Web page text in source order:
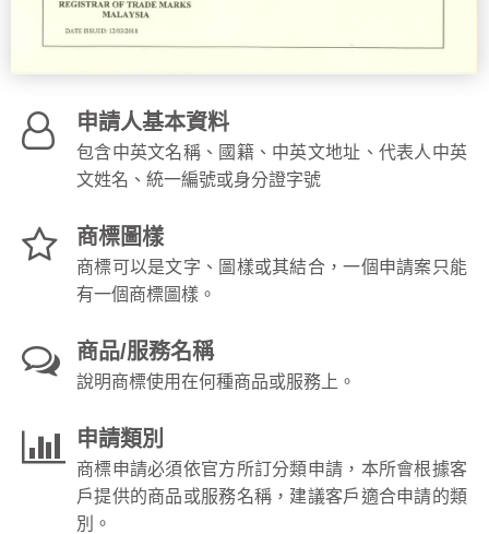
申請人基本資料
包含中英文名稱、國籍、中英文地址、代表人中英
文姓名、統一編號或身分證字號
商標圖樣
商標可以是文字、圖樣或其結合，一個申請案只能
有一個商標圖樣。
商品/服務名稱
說明商標使用在何種商品或服務上。
申請類別
商標申請必須依官方所訂分類申請，本所會根據客
戶提供的商品或服務名稱，建議客戶適合申請的類
別。